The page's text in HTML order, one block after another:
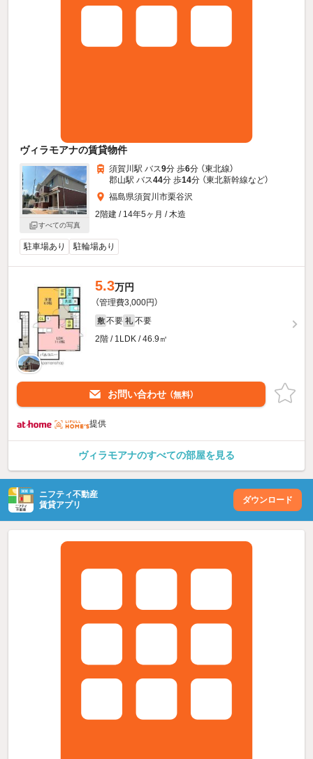
ヴィラモアナの賃貸物件
すべての写真
須賀川駅 バス9分 歩6分 （東北線）
郡山駅 バス44分 歩14分 （東北新幹線など）
福島県須賀川市栗谷沢
2階建 / 14年5ヶ月 / 木造
駐車場あり 駐輪場あり
5.3万円
（管理費3,000円）
敷 不要 礼 不要
2階 / 1LDK / 46.9㎡
お問い合わせ （無料）
提供
ヴィラモアナのすべての部屋を見る
ニフティ不動産
賃貸アプリ
ダウンロード